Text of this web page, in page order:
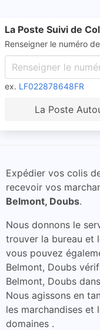
La Poste Suivi de
Renseigner le numéro
ex. LF022878648FR
La Poste
Expédier vos colis
recevoir vos
Belmont, Doubs.
Nous donnons le
trouver la bureau et
vous pouvez
Belmont, Doubs
Belmont, Doubs
Nous agissons en
les marchandises et
domaines .